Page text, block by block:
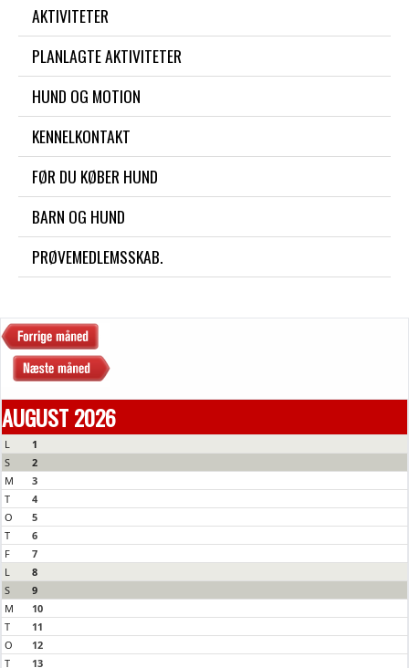
AKTIVITETER
PLANLAGTE AKTIVITETER
HUND OG MOTION
KENNELKONTAKT
FØR DU KØBER HUND
BARN OG HUND
PRØVEMEDLEMSSKAB.
AUGUST 2026
L
1
S
2
M
3
T
4
O
5
T
6
F
7
L
8
S
9
M
10
T
11
O
12
T
13